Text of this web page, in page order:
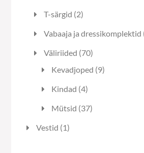
T-särgid 22
Vabaaja ja dressikomplektid
Väliriided 7070
toodet
Kevadjoped 99
Kindad 44
Mütsid 3737
Vestid 11